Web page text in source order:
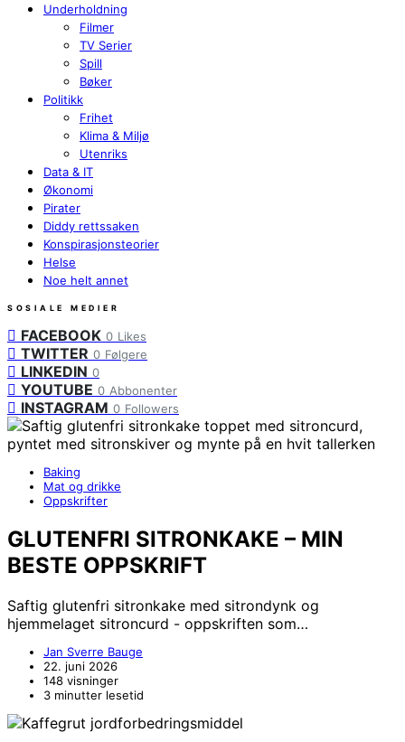
Underholdning
Filmer
TV Serier
Spill
Bøker
Politikk
Frihet
Klima & Miljø
Utenriks
Data & IT
Økonomi
Pirater
Diddy rettssaken
Konspirasjonsteorier
Helse
Noe helt annet
SOSIALE MEDIER
FACEBOOK 0 Likes
TWITTER 0 Følgere
LINKEDIN 0
YOUTUBE 0 Abbonenter
INSTAGRAM 0 Followers
Baking
Mat og drikke
Oppskrifter
GLUTENFRI SITRONKAKE – MIN
BESTE OPPSKRIFT
Saftig glutenfri sitronkake med sitrondynk og
hjemmelaget sitroncurd - oppskriften som…
Jan Sverre Bauge
22. juni 2026
148 visninger
3 minutter lesetid